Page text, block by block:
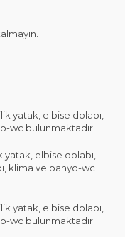
yatak, elbise dolabı,
wc bulunmaktadır.
yatak, elbise dolabı,
klima ve banyo-wc
yatak, elbise dolabı,
wc bulunmaktadır.